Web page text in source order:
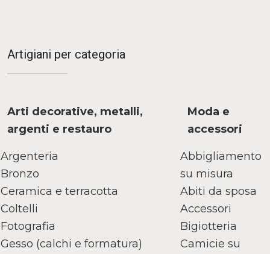
Artigiani per categoria
Arti decorative, metalli,
argenti e restauro
Argenteria
Bronzo
Ceramica e terracotta
Coltelli
Fotografia
Gesso (calchi e formatura)
Moda e
accessori
Abbigliamento
su misura
Abiti da sposa
Accessori
Bigiotteria
Camicie su